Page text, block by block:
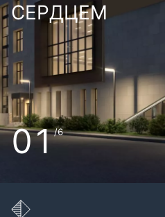
СЕРДЦЕМ
01/6